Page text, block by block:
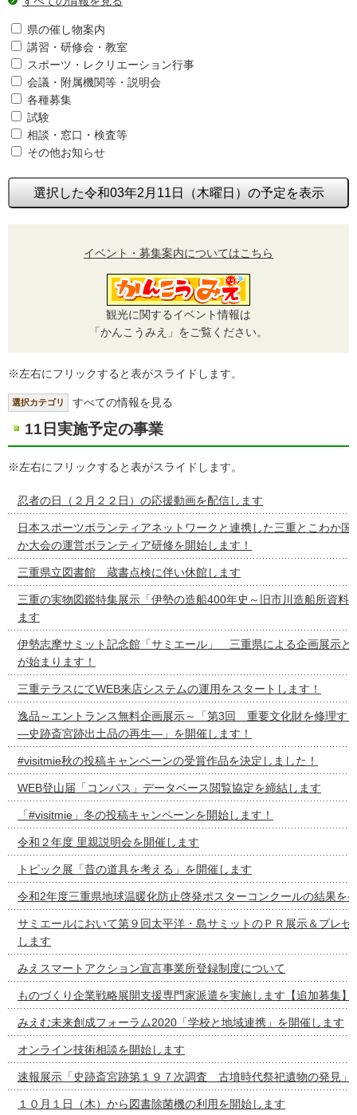
県の催し物案内
講習・研修会・教室
スポーツ・レクリエーション行事
会議・附属機関等・説明会
各種募集
試験
相談・窓口・検査等
その他お知らせ
選択した令和03年2月11日（木曜日）の予定を表示
イベント・募集案内についてはこちら
観光に関するイベント情報は
「かんこうみえ」をご覧ください。
※左右にフリックすると表がスライドします。
選択カテゴリ すべての情報を見る
11日実施予定の事業
※左右にフリックすると表がスライドします。
忍者の日（２月２２日）の応援動画を配信します
日本スポーツボランティアネットワークと連携した三重とこわか国
か大会の運営ボランティア研修を開始します！
三重県立図書館 蔵書点検に伴い休館します
三重の実物図鑑特集展示「伊勢の造船400年史～旧市川造船所資料
ます
伊勢志摩サミット記念館「サミエール」 三重県による企画展示と
が始まります！
三重テラスにてWEB来店システムの運用をスタートします！
逸品～エントランス無料企画展示～「第3回 重要文化財を修理す
―史跡斎宮跡出土品の再生―」を開催します！
#visitmie秋の投稿キャンペーンの受賞作品を決定しました！
WEB登山届「コンパス」データベース閲覧協定を締結します
「#visitmie」冬の投稿キャンペーンを開始します！
令和２年度 里親説明会を開催します
トピック展「昔の道具を考える」を開催します
令和2年度三重県地球温暖化防止啓発ポスターコンクールの結果を
サミエールにおいて第９回太平洋・島サミットのＰＲ展示＆プレゼ
します
みえスマートアクション宣言事業所登録制度について
ものづくり企業戦略展開支援専門家派遣を実施します【追加募集】
みえむ未来創成フォーラム2020「学校と地域連携」を開催します
オンライン技術相談を開始します
速報展示「史跡斎宮跡第１９７次調査 古墳時代祭祀遺物の発見」
１０月１日（木）から図書除菌機の利用を開始します